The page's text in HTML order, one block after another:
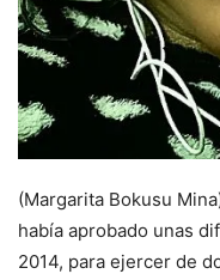
(Margarita Bokusu
había aprobado unas
2014, para ejercer de